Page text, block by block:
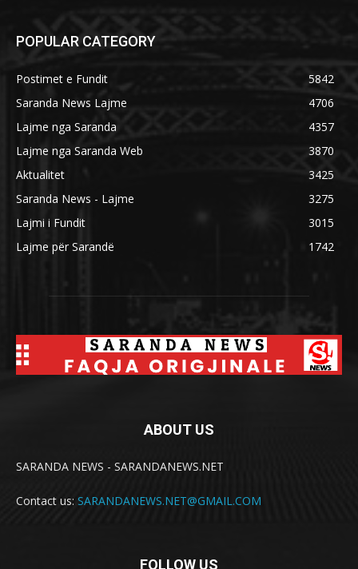
POPULAR CATEGORY
Postimet e Fundit
5842
Saranda News Lajme
4706
Lajme nga Saranda
4357
Lajme nga Saranda Web
3870
Aktualitet
3425
Saranda News - Lajme
3275
Lajmi i Fundit
3015
Lajme për Sarandë
1742
ABOUT US
SARANDA NEWS - SARANDANEWS.NET
Contact us: SARANDANEWS.NET@GMAIL.COM
FOLLOW US